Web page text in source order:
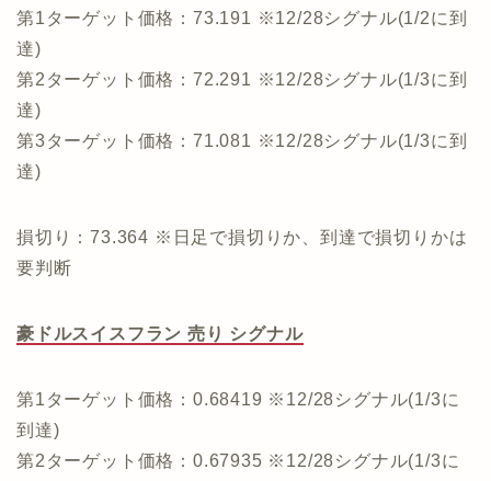
第1ターゲット価格：73.191 ※12/28シグナル(1/2に到
達)
第2ターゲット価格：72.291 ※12/28シグナル(1/3に到
達)
第3ターゲット価格：71.081 ※12/28シグナル(1/3に到
達)
損切り：73.364 ※日足で損切りか、到達で損切りかは
要判断
豪ドルスイスフラン 売り シグナル
第1ターゲット価格：0.68419 ※12/28シグナル(1/3に
到達)
第2ターゲット価格：0.67935 ※12/28シグナル(1/3に